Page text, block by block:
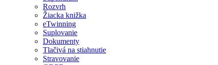
Rozvrh
Žiacka knižka
eTwinning
Suplovanie
Dokumenty
Tlačivá na stiahnutie
Stravovanie